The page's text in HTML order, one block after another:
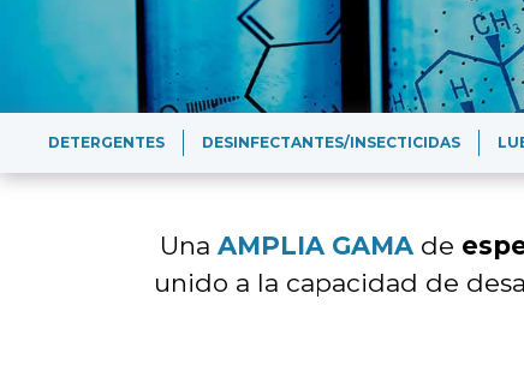
DETERGENTES DESINFECTANTES/INSECTICIDAS
Una AMPLIA GAMA de
unido a la capacidad de